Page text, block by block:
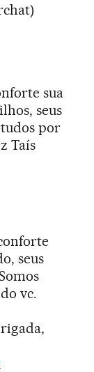
sua
seus
por
Taís
seus
vc.